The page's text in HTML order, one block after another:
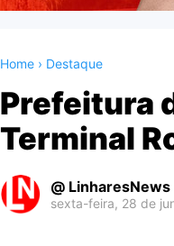
Home › Destaque
Prefeitura
Terminal
LinharesNews
sexta-feira, 28 de